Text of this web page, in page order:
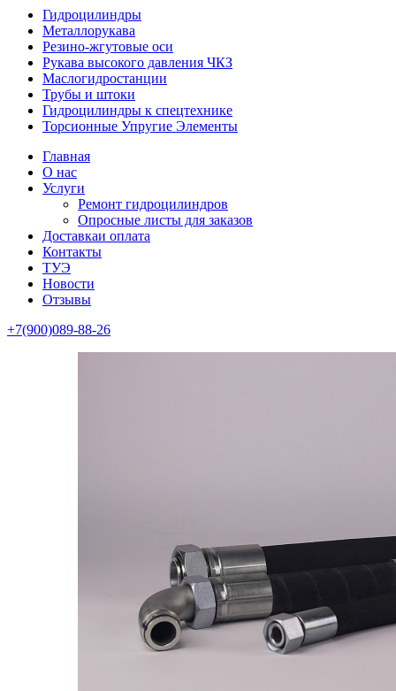
Гидроцилиндры
Металлорукава
Резино-жгутовые оси
Рукава высокого давления ЧКЗ
Маслогидростанции
Трубы и штоки
Гидроцилиндры к спецтехнике
Торсионные Упругие Элементы
Главная
О нас
Услуги
Ремонт гидроцилиндров
Опросные листы для заказов
Доставкаи оплата
Контакты
ТУЭ
Новости
Отзывы
+7(900)089-88-26